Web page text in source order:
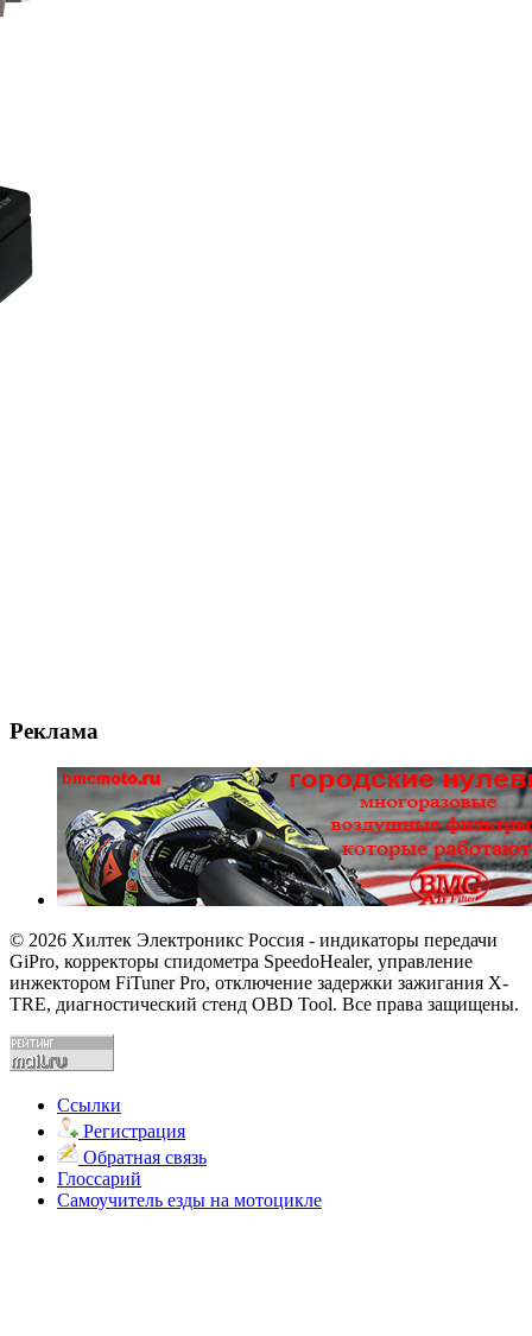
Реклама
© 2026 Хилтек Электроникс Россия - индикаторы передачи
GiPro, корректоры спидометра SpeedoHealer, управление
инжектором FiTuner Pro, отключение задержки зажигания X-
TRE, диагностический стенд OBD Tool. Все права защищены.
Ссылки
Регистрация
Обратная связь
Глоссарий
Самоучитель езды на мотоцикле